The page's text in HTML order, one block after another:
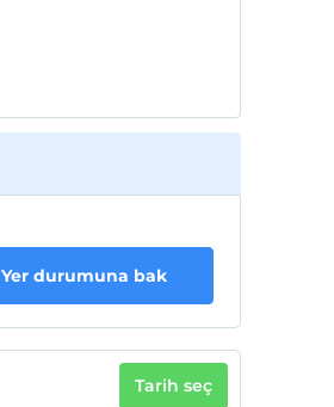
Yer durumuna bak
Tarih seç